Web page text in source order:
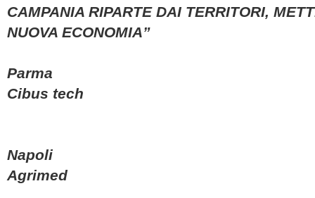
CAMPANIA RIPARTE DAI TERRITORI,
NUOVA ECONOMIA”
Parma
Cibus tech
Napoli
Agrimed